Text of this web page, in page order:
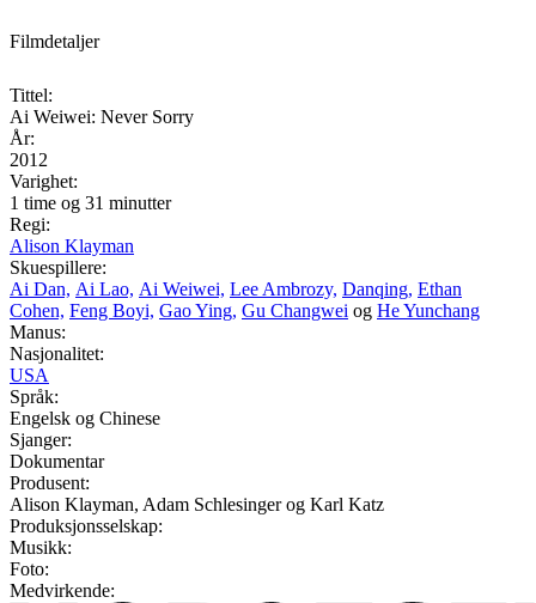
Filmdetaljer
Tittel:
Ai Weiwei: Never Sorry
År:
2012
Varighet:
1 time og 31 minutter
Regi:
Alison Klayman
Skuespillere:
Ai Dan, Ai Lao, Ai Weiwei, Lee Ambrozy, Danqing, Ethan
Cohen, Feng Boyi, Gao Ying, Gu Changwei og He Yunchang
Manus:
Nasjonalitet:
USA
Språk:
Engelsk og Chinese
Sjanger:
Dokumentar
Produsent:
Alison Klayman, Adam Schlesinger og Karl Katz
Produksjonsselskap:
Musikk:
Foto:
Medvirkende: